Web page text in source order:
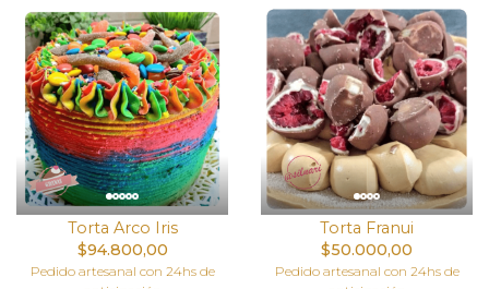
Torta Arco Iris
$94.800,00
Pedido artesanal con 24hs de
Torta Franui
$50.000,00
Pedido artesanal con 24hs de